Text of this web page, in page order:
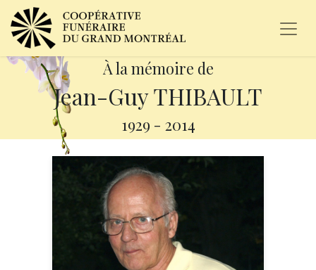
À la mémoire de
Jean-Guy THIBAULT
1929 - 2014